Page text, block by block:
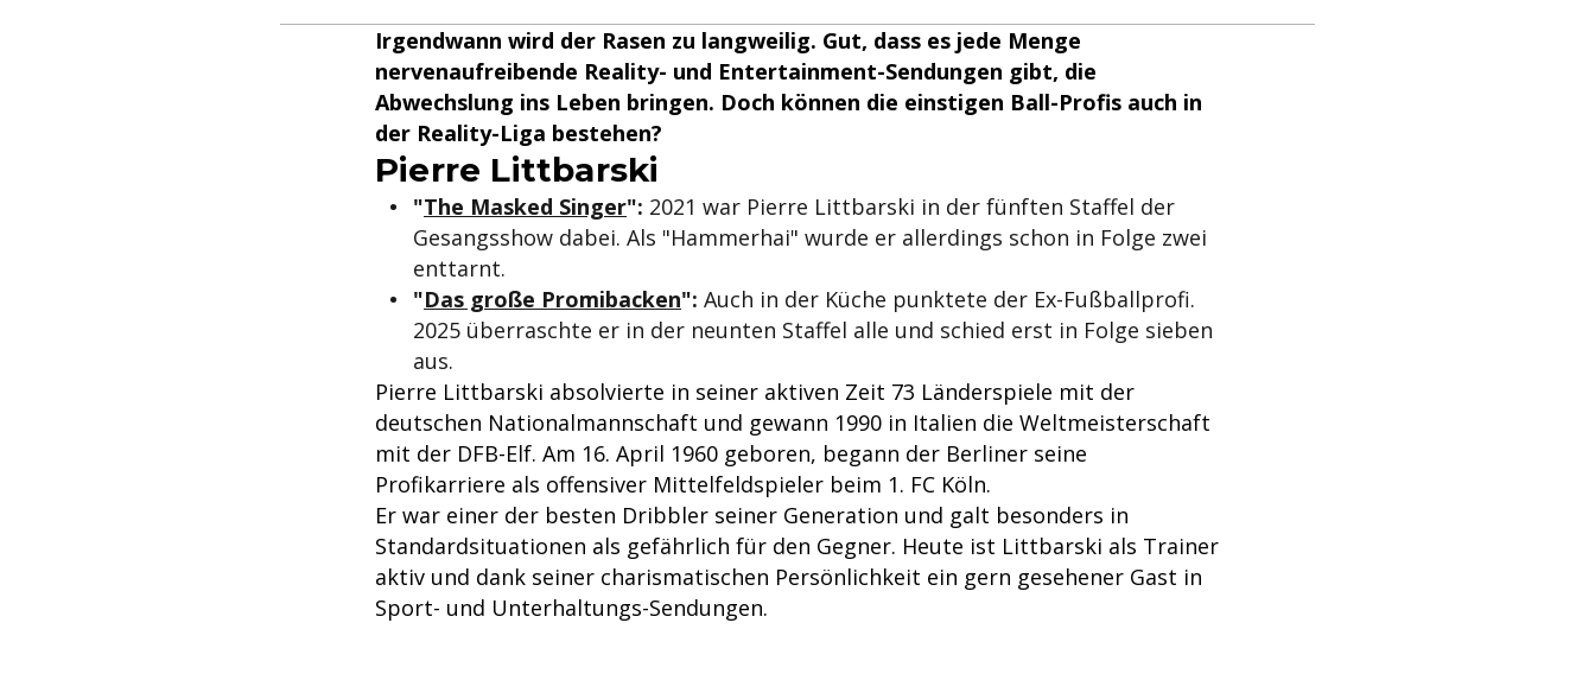
Irgendwann wird der Rasen zu langweilig. Gut, dass es jede Menge
nervenaufreibende Reality- und Entertainment-Sendungen gibt, die
Abwechslung ins Leben bringen. Doch können die einstigen Ball-Profis auch in
der Reality-Liga bestehen?
Pierre Littbarski
"The Masked Singer": 2021 war Pierre Littbarski in der fünften Staffel der
Gesangsshow dabei. Als "Hammerhai" wurde er allerdings schon in Folge zwei
enttarnt.
"Das große Promibacken": Auch in der Küche punktete der Ex-Fußballprofi.
2025 überraschte er in der neunten Staffel alle und schied erst in Folge sieben
aus.
Pierre Littbarski absolvierte in seiner aktiven Zeit 73 Länderspiele mit der
deutschen Nationalmannschaft und gewann 1990 in Italien die Weltmeisterschaft
mit der DFB-Elf. Am 16. April 1960 geboren, begann der Berliner seine
Profikarriere als offensiver Mittelfeldspieler beim 1. FC Köln.
Er war einer der besten Dribbler seiner Generation und galt besonders in
Standardsituationen als gefährlich für den Gegner. Heute ist Littbarski als Trainer
aktiv und dank seiner charismatischen Persönlichkeit ein gern gesehener Gast in
Sport- und Unterhaltungs-Sendungen.